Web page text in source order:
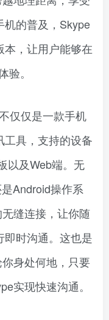
机的普及，Skype
，让用户能够在
。
仅仅是一款手机
具，支持的设备
以及Web端。无
Android操作系
缝连接，让你随
时沟通。这也是
身处何地，只要
实现快速沟通。